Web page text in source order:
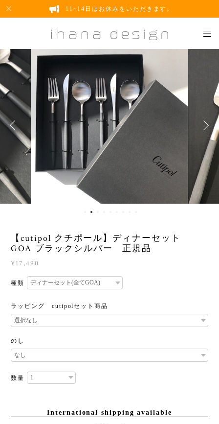
11~14日はお休みをいただきます。
【cutipol クチポール】ディナーセット
GOA ブラックシルバー 正規品
¥17,490
種類
ラッピング cutipolセット商品
のし
数量
International shipping available